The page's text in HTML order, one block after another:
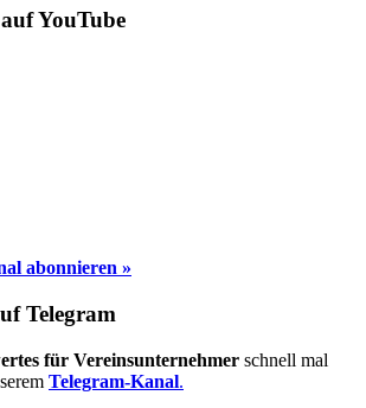
YouTube
abonnieren »
Telegram
für Vereinsunternehmer schnell mal
Telegram-Kanal.